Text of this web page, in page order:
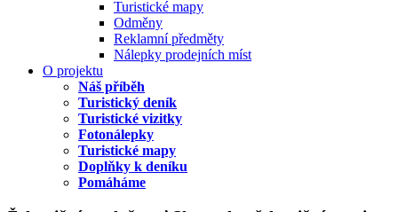
Turistické mapy
Odměny
Reklamní předměty
Nálepky prodejních míst
O projektu
Náš příběh
Turistický deník
Turistické vizitky
Fotonálepky
Turistické mapy
Doplňky k deníku
Pomáháme